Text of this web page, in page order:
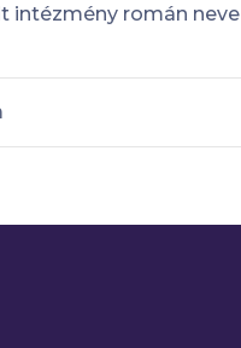
intézmény román neve